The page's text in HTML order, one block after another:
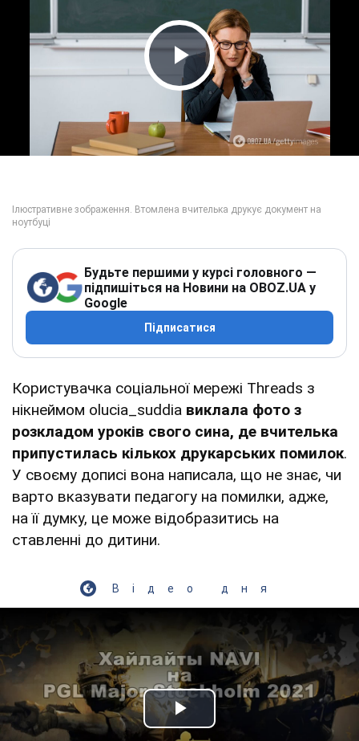
Play Video
Будьте першими у курсі головного —
підпишіться на Новини на OBOZ.UA у
Google
Підписатися
Користувачка соціальної мережі Threads з
нікнеймом olucia_suddia виклала фото з
розкладом уроків свого сина, де вчителька
припустилась кількох друкарських помилок.
У своєму дописі вона написала, що не знає, чи
варто вказувати педагогу на помилки, адже,
на її думку, це може відобразитись на
ставленні до дитини.
Відео дня
Play Video